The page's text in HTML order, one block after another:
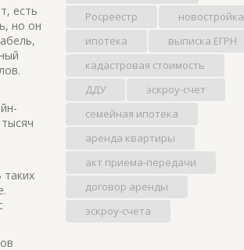
есть
но он
Росреестр
новостройка
ипотека
выписка ЕГРН
кадастровая стоимость
ДДУ
эскроу-счет
семейная ипотека
аренда квартиры
акт приема-передачи
договор аренды
эскроу-счета